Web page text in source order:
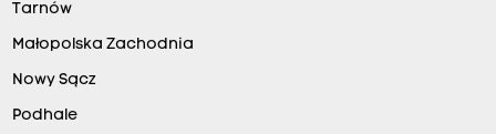
Tarnów
Małopolska Zachodnia
Nowy Sącz
Podhale